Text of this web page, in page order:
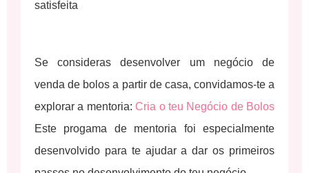
satisfeita
Se consideras desenvolver um negócio de
venda de bolos a partir de casa, convidamos-te a
explorar a mentoria:Cria o teu Negócio de Bolos
Este progama de mentoria foi especialmente
desenvolvido para te ajudar a dar os primeiros